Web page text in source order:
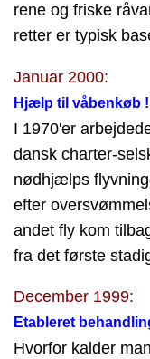
rene og friske
retter er typisk
Januar 2000:
Hjælp til våbenkøb !
I 1970'er
dansk charter-
nødhjælps
efter
andet fly kom
fra det første
December 1999:
Etableret
Hvorfor kalder